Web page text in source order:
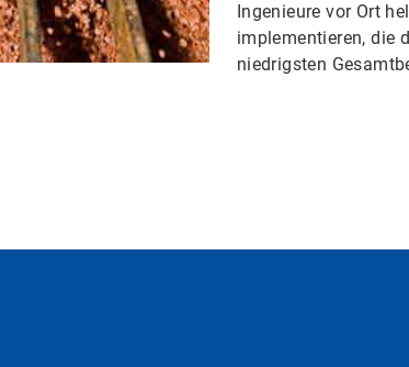
Ingenieure vor Ort
implementieren, die
niedrigsten